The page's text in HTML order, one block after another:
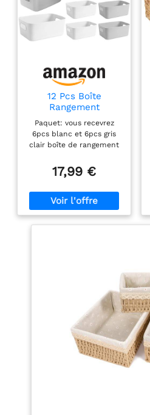
12 Pcs Boîte
Rangement
Plastique,Panier de
Rangement, 21 x 13 x
7 cm
Paquet: vous recevrez
6pcs blanc et 6pcs gris
clair boîte de rangement
feuille d'étiquette）,c’est
parfait pour le rangement
de bain ou cuisine. Si
vous recevez une boîte
en matière plastique de
haute qualité, avec une
surface lisse, facile à
nettoyer, ne se décolore
pas, pas facile à plier ou
à casser lors du stockage
d'objets lourds, solide et
17,99 €